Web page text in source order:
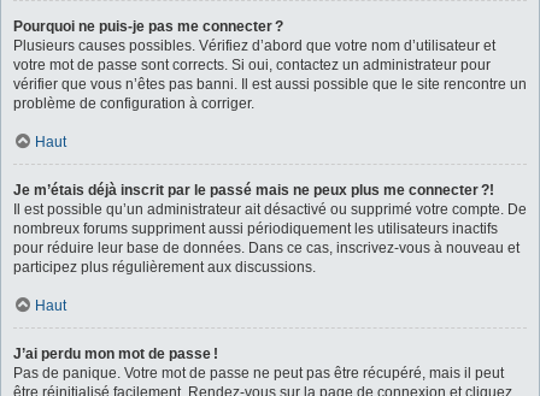
Pourquoi ne puis-je pas me connecter ?
Plusieurs causes possibles. Vérifiez d’abord que votre nom d’utilisateur et
votre mot de passe sont corrects. Si oui, contactez un administrateur pour
vérifier que vous n’êtes pas banni. Il est aussi possible que le site rencontre un
problème de configuration à corriger.
Haut
Je m’étais déjà inscrit par le passé mais ne peux plus me connecter ?!
Il est possible qu’un administrateur ait désactivé ou supprimé votre compte. De
nombreux forums suppriment aussi périodiquement les utilisateurs inactifs
pour réduire leur base de données. Dans ce cas, inscrivez-vous à nouveau et
participez plus régulièrement aux discussions.
Haut
J’ai perdu mon mot de passe !
Pas de panique. Votre mot de passe ne peut pas être récupéré, mais il peut
être réinitialisé facilement. Rendez-vous sur la page de connexion et cliquez